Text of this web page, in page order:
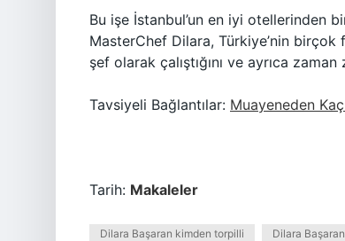
Bu işe İstanbul’un en iyi otellerinden
MasterChef Dilara, Türkiye’nin birçok
şef olarak çalıştığını ve ayrıca
Tavsiyeli Bağlantılar: Muayeneden
Tarih: Makaleler
Dilara Başaran kimden torpilli Dilara